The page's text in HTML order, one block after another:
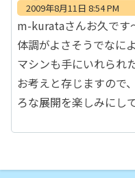
2009年8月11日 8:54 PM
m-kurataさんお久です
体調がよさそうでなに
マシンも手にいれられ
お考えと存じますので
ろな展開を楽しみにし